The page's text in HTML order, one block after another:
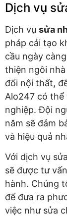
Dịch vụ
Dịch vụ sửa
pháp cải tạo
cầu ngày
thiện ngôi
đổi nội thất,
Alo247 có
nghiệp. Đội
năm sẽ đảm
và hiệu quả
Với dịch vụ
sẽ được tư
hành. Chúng
để đưa ra
việc như sửa